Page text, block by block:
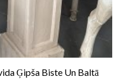
Ģipša Biste Un Baltā